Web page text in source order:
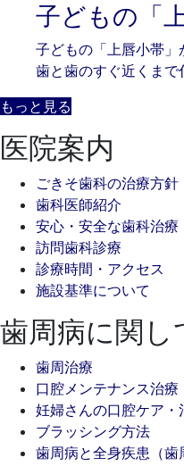
子どもの「
子どもの「上唇小帯」
歯と歯のすぐ近くま
もっと見る
医院案内
ごきそ歯科の治療方針
歯科医師紹介
安心・安全な歯科治療
訪問歯科診療
診療時間・アクセス
施設基準について
歯周病に関し
歯周治療
口腔メンテナンス治
妊婦さんの口腔ケア・
ブラッシング方法
歯周病と全身疾患（歯